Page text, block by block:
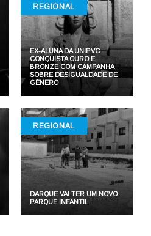
REGIONAL
EX-ALUNA DA UNIPVC
CONQUISTA OURO E
BRONZE COM CAMPANHA
SOBRE DESIGUALDADE DE
GÉNERO
REGIONAL
DARQUE VAI TER UM NOVO
PARQUE INFANTIL